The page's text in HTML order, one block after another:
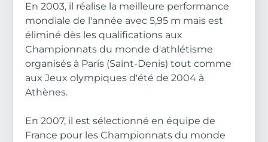
En 2003, il réalise la meilleure performance
mondiale de l'année avec 5,95 m mais est
éliminé dès les qualifications aux
Championnats du monde d'athlétisme
organisés à Paris (Saint-Denis) tout comme
aux Jeux olympiques d'été de 2004 à
Athènes.
En 2007, il est sélectionné en équipe de
France pour les Championnats du monde